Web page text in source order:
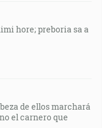
hore; preboria sa a
de ellos marchará
el carnero que